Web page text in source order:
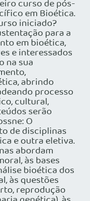
curso de pós-
em Bioética.
iniciado?
para a
em bioética,
e interessados
na sua
abrindo
processo
cultural,
serão
O
de disciplinas
e outra eletiva.
abordam
às bases
bioética dos
às questões
reprodução